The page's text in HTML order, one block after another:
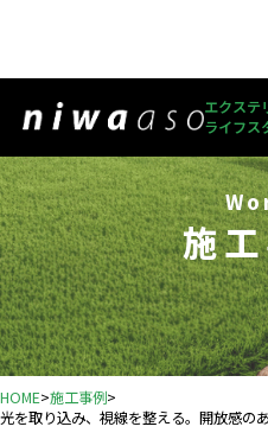
エクステ
ライフス
施
HOME>施工事例>
光を取り込み、視線を整える。開放感の